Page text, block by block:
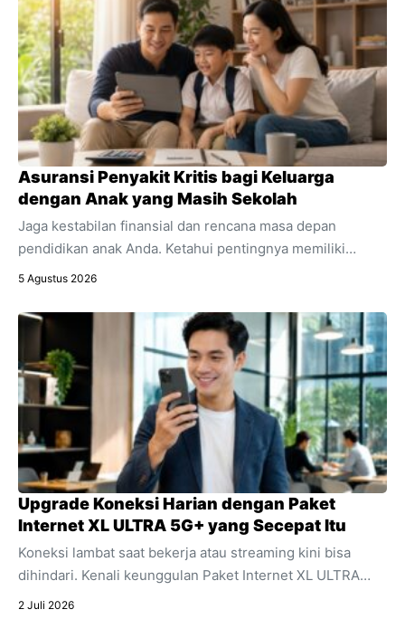
Asuransi Penyakit Kritis bagi Keluarga
dengan Anak yang Masih Sekolah
Jaga kestabilan finansial dan rencana masa depan
pendidikan anak Anda. Ketahui pentingnya memiliki
asuransi penyakit kritis sebagai bagian integral dari
5 Agustus 2026
Upgrade Koneksi Harian dengan Paket
Internet XL ULTRA 5G+ yang Secepat Itu
Koneksi lambat saat bekerja atau streaming kini bisa
dihindari. Kenali keunggulan Paket Internet XL ULTRA
5G+ yang menawarkan kecepatan ultra dan stabilitas
2 Juli 2026